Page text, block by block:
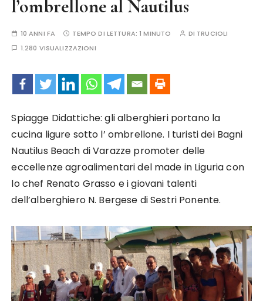
l’ombrellone al Nautilus
10 ANNI FA TEMPO DI LETTURA:1 MINUTO DI TRUCIOLI
1.280 VISUALIZZAZIONI
Spiagge Didattiche: gli alberghieri portano la
cucina ligure sotto l’ ombrellone. I turisti dei Bagni
Nautilus Beach di Varazze promoter delle
eccellenze agroalimentari del made in Liguria con
lo chef Renato Grasso e i giovani talenti
dell’alberghiero N. Bergese di Sestri Ponente.